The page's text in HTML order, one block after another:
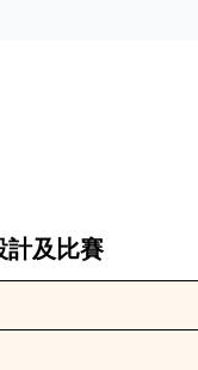
計及比賽